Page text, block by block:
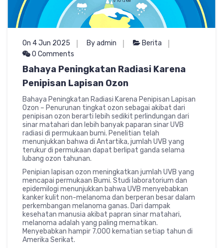
On 4 Jun 2025 By admin
Berita
0 Comments
Bahaya Peningkatan Radiasi Karena
Penipisan Lapisan Ozon
Bahaya Peningkatan Radiasi Karena Penipisan Lapisan
Ozon – Penurunan tingkat ozon sebagai akibat dari
penipisan ozon berarti lebih sedikit perlindungan dari
sinar matahari dan lebih banyak paparan sinar UVB
radiasi di permukaan bumi. Penelitian telah
menunjukkan bahwa di Antartika, jumlah UVB yang
terukur di permukaan dapat berlipat ganda selama
lubang ozon tahunan.
Penipian lapisan ozon meningkatkan jumlah UVB yang
mencapai permukaan Bumi. Studi laboratorium dan
epidemilogi menunjukkan bahwa UVB menyebabkan
kanker kulit non-melanoma dan berperan besar dalam
perkembangan melanoma ganas. Dari dampak
kesehatan manusia akibat papran sinar matahari,
melanoma adalah yang paling mematikan.
Menyebabkan hampir 7.000 kematian setiap tahun di
Amerika Serikat.